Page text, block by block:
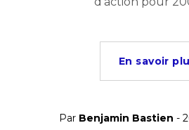
En savoir
Par Benjamin Bastien -